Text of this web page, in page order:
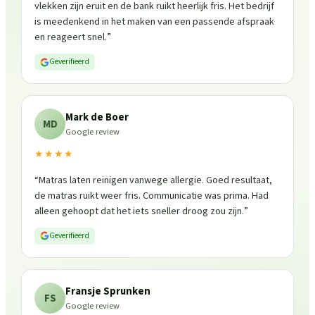
vlekken zijn eruit en de bank ruikt heerlijk fris. Het bedrijf
is meedenkend in het maken van een passende afspraak
en reageert snel.”
Geverifieerd
MD Mark de Boer
Google review
★★★★
“Matras laten reinigen vanwege allergie. Goed resultaat,
de matras ruikt weer fris. Communicatie was prima. Had
alleen gehoopt dat het iets sneller droog zou zijn.”
Geverifieerd
FS Fransje Sprunken
Google review